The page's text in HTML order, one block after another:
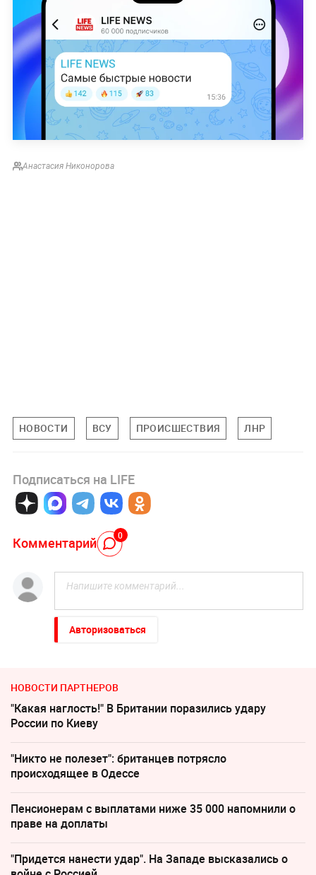
Анастасия Никонорова
НОВОСТИ ВСУ ПРОИСШЕСТВИЯ ЛНР
Подписаться на LIFE
Комментарий 0
Авторизоваться
НОВОСТИ ПАРТНЕРОВ
"Какая наглость!" В Британии поразились удару
России по Киеву
"Никто не полезет": британцев потрясло
происходящее в Одессе
Пенсионерам с выплатами ниже 35 000 напомнили о
праве на доплаты
"Придется нанести удар". На Западе высказались о